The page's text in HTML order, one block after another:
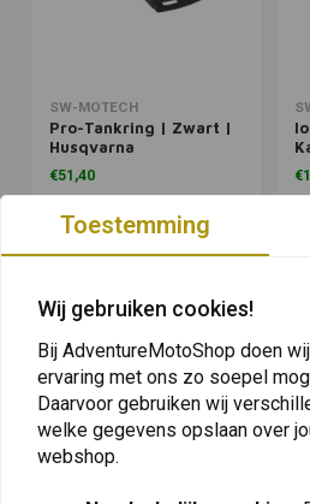
SW-MOTECH
Pro-Tankring | Zwart |
Husqvarna
€51,40
Toestemming
Wij gebruiken cookies!
Bij AdventureMotoShop doen
ervaring met ons zo soepel
Daarvoor gebruiken wij
welke gegevens opslaan over
webshop.